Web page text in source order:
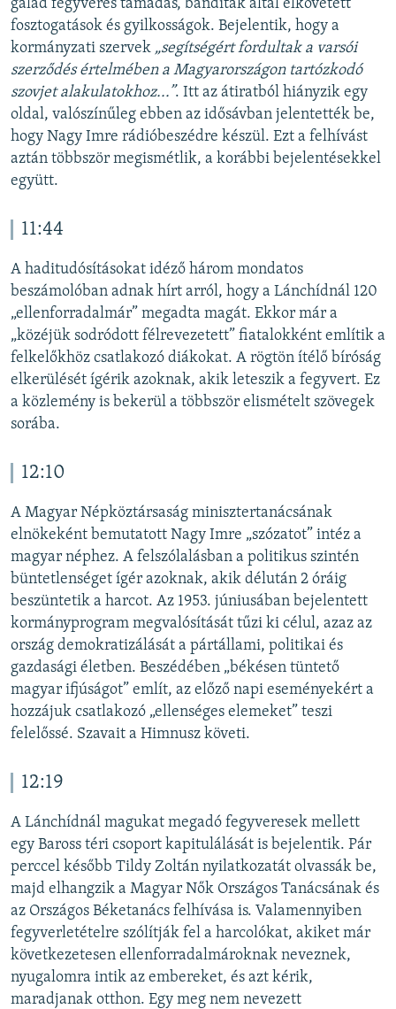
galád fegyveres támadás, banditák által elkövetett
fosztogatások és gyilkosságok. Bejelentik, hogy a
kormányzati szervek „segítségért fordultak a varsói
szerződés értelmében a Magyarországon tartózkodó
szovjet alakulatokhoz...”. Itt az átiratból hiányzik egy
oldal, valószínűleg ebben az idősávban jelentették be,
hogy Nagy Imre rádióbeszédre készül. Ezt a felhívást
aztán többször megismétlik, a korábbi bejelentésekkel
együtt.
11:44
A haditudósításokat idéző három mondatos
beszámolóban adnak hírt arról, hogy a Lánchídnál 120
„ellenforradalmár” megadta magát. Ekkor már a
„közéjük sodródott félrevezetett” fiatalokként említik a
felkelőkhöz csatlakozó diákokat. A rögtön ítélő bíróság
elkerülését ígérik azoknak, akik leteszik a fegyvert. Ez
a közlemény is bekerül a többször elismételt szövegek
sorába.
12:10
A Magyar Népköztársaság minisztertanácsának
elnökeként bemutatott Nagy Imre „szózatot” intéz a
magyar néphez. A felszólalásban a politikus szintén
büntetlenséget ígér azoknak, akik délután 2 óráig
beszüntetik a harcot. Az 1953. júniusában bejelentett
kormányprogram megvalósítását tűzi ki célul, azaz az
ország demokratizálását a pártállami, politikai és
gazdasági életben. Beszédében „békésen tüntető
magyar ifjúságot” említ, az előző napi eseményekért a
hozzájuk csatlakozó „ellenséges elemeket” teszi
felelőssé. Szavait a Himnusz követi.
12:19
A Lánchídnál magukat megadó fegyveresek mellett
egy Baross téri csoport kapitulálását is bejelentik. Pár
perccel később Tildy Zoltán nyilatkozatát olvassák be,
majd elhangzik a Magyar Nők Országos Tanácsának és
az Országos Béketanács felhívása is. Valamennyiben
fegyverletételre szólítják fel a harcolókat, akiket már
következetesen ellenforradalmároknak neveznek,
nyugalomra intik az embereket, és azt kérik,
maradjanak otthon. Egy meg nem nevezett